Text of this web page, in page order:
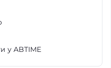
у ABTIME